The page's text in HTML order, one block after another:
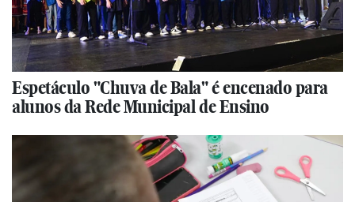
Espetáculo "Chuva de Bala" é encenado para
alunos da Rede Municipal de Ensino